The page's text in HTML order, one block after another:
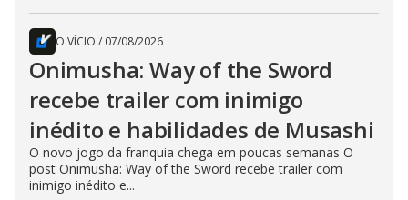
O VÍCIO / 07/08/2026
Onimusha: Way of the Sword
recebe trailer com inimigo
inédito e habilidades de Musashi
O novo jogo da franquia chega em poucas semanas O
post Onimusha: Way of the Sword recebe trailer com
inimigo inédito e...